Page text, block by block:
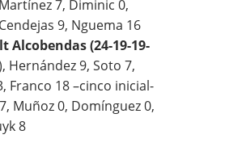
7, Diminic 0,
9, Nguema 16
Alcobendas (24-19-19-
Hernández 9, Soto 7,
Franco 18 –cinco inicial-
Muñoz 0, Domínguez 0,
8